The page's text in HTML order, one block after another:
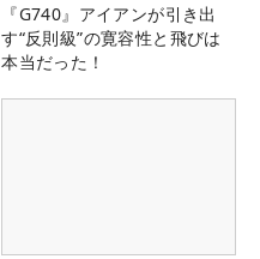
『G740』アイアンが引き出
す“反則級”の寛容性と飛びは
本当だった！